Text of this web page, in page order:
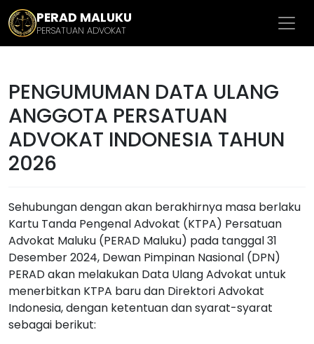
PERAD MALUKU
PERSATUAN ADVOKAT
PENGUMUMAN DATA ULANG
ANGGOTA PERSATUAN
ADVOKAT INDONESIA TAHUN
2026
Sehubungan dengan akan berakhirnya masa berlaku
Kartu Tanda Pengenal Advokat (KTPA) Persatuan
Advokat Maluku (PERAD Maluku) pada tanggal 31
Desember 2024, Dewan Pimpinan Nasional (DPN)
PERAD akan melakukan Data Ulang Advokat untuk
menerbitkan KTPA baru dan Direktori Advokat
Indonesia, dengan ketentuan dan syarat-syarat
sebagai berikut: